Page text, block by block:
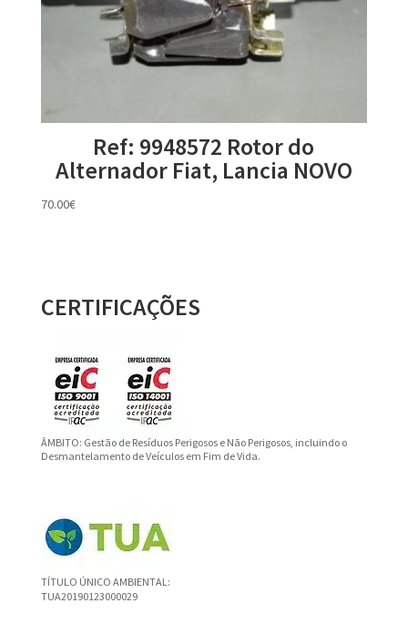
Ref: 9948572 Rotor do
Alternador Fiat, Lancia NOVO
70.00€
CERTIFICAÇÕES
ÂMBITO: Gestão de Resíduos Perigosos e Não Perigosos, incluindo o
Desmantelamento de Veículos em Fim de Vida.
TÍTULO ÚNICO AMBIENTAL:
TUA20190123000029